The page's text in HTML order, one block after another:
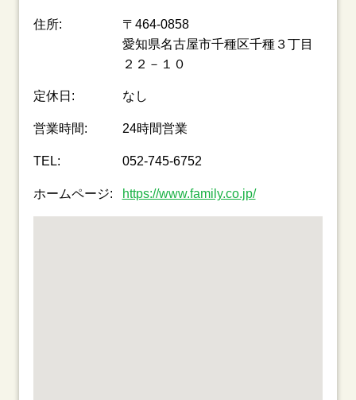
住所:
〒464-0858
愛知県名古屋市千種区千種３丁目
２２－１０
定休日: なし
営業時間: 24時間営業
TEL: 052-745-6752
ホームページ: https://www.family.co.jp/